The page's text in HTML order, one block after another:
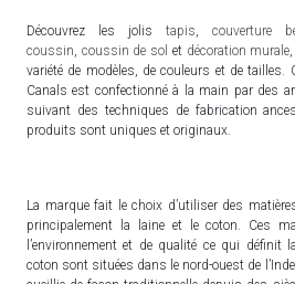
Découvrez les jolis tapis couverture
coussin coussin de sol et décoration murale
variété de modèles, de couleurs et de tailles.
Canals est confectionné à la main par des
suivant des techniques de fabrication
produits sont uniques et originaux.
La marque fait le choix d’utiliser des
principalement la laine et le coton. Ces
l’environnement et de qualité ce qui définit
coton sont situées dans le nord-ouest de